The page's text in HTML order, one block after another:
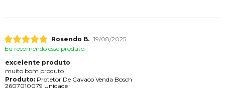
Rosendo B. 19/08/2025
Eu recomendo esse produto.
excelente produto
muito bom produto
Produto:Protetor De Cavaco Venda Bosch
2607010079 Unidade